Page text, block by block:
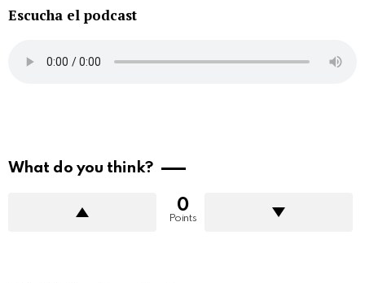
Escucha el podcast
What do you think?
0
Points